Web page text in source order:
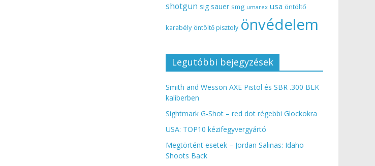
shotgun sig sauer smg umarex usa öntöltő
karabély öntöltő pisztoly önvédelem
Legutóbbi bejegyzések
Smith and Wesson AXE Pistol és SBR .300 BLK
kaliberben
Sightmark G-Shot – red dot régebbi Glockokra
USA: TOP10 kézifegyvergyártó
Megtörtént esetek – Jordan Salinas: Idaho
Shoots Back